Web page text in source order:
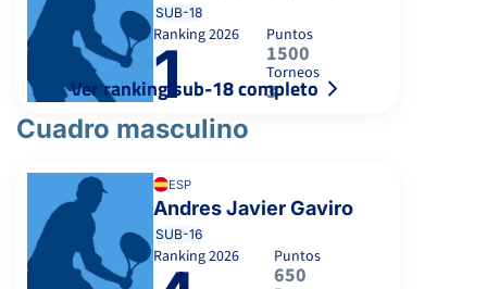
SUB-18
Ranking2026
1 Puntos
1500
Torneos
3
Ver ranking sub-18 completo
Cuadro masculino
ESP
Andres Javier Gaviro
SUB-16
Ranking2026 Puntos
650